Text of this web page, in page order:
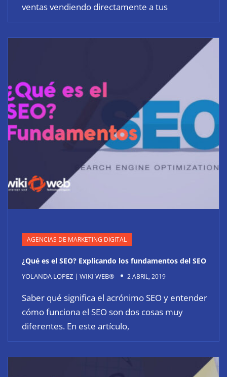
ventas vendiendo directamente a tus
AGENCIAS DE MARKETING DIGITAL
¿Qué es el SEO? Explicando los fundamentos del SEO
YOLANDA LOPEZ | WIKI WEB® 2 ABRIL, 2019
Saber qué significa el acrónimo SEO y entender
cómo funciona el SEO son dos cosas muy
diferentes. En este artículo,